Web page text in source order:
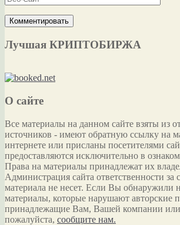
Лучшая КРИПТОБИРЖА
О сайте
Все материалы на данном сайте взяты из
источников - имеют обратную ссылку на
интернете или присланы посетителями
предоставляются исключительно в
Права на материалы принадлежат их
Администрация сайта ответственности за
материала не несет. Если Вы обнаружили
материалы, которые нарушают авторские
принадлежащие Вам, Вашей компании или
пожалуйста, сообщите нам.